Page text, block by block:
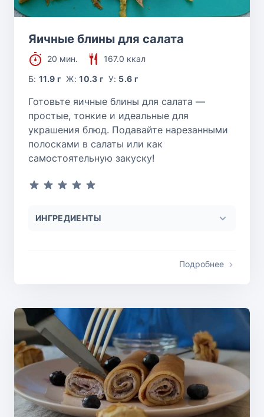
Яичные блины для салата
20 мин.
167.0 ккал
Б:11.9 г Ж:10.3 г У: 5.6 г
Готовьте яичные блины для салата —
простые, тонкие и идеальные для
украшения блюд. Подавайте нарезанными
полосками в салаты или как
самостоятельную закуску!
ИНГРЕДИЕНТЫ
Подробнее